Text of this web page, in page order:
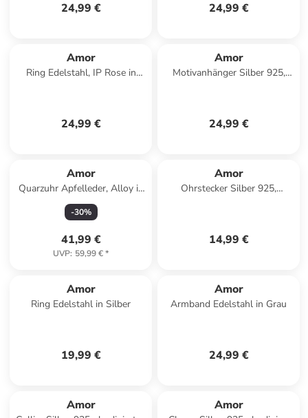
24,99 € 24,99 €
Amor
Ring Edelstahl, IP Rose in
24,99 €
Amor
Motivanhänger Silber 925,
24,99 €
Amor
Quarzuhr Apfelleder, Alloy in
Gold
-30%
41,99 €
UVP: 59,99 €*
Amor
Ohrstecker Silber 925,
14,99 €
Amor
Ring Edelstahl in Silber
19,99 €
Amor
Armband Edelstahl in Grau
24,99 €
Amor Amor